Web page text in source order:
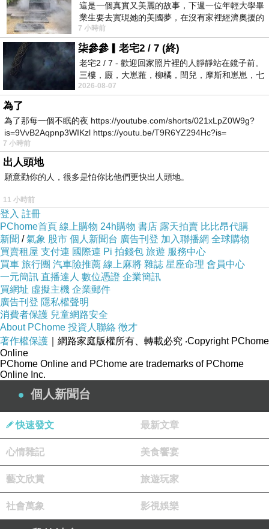
當你完成了一次高強度的力量訓練，跑完一次馬
拉松，你真的還有多餘的意志力不去大快朵頤?
在吃這件事情上面， 減肥的人比不減肥的人需要
消耗更多的意志力，所以意志力用完以後，會更
容易克制不住自己。
如果只是靠意志力來維持減肥的效果，能夠維持
成功的幾率是很低的前面我們提到快速減肥成功
的人群中95%的維持不下去減肥的效果
而中醫減重 就是讓您在維持正常飲食下，也可以
這樣不只不會讓您的作息因為減重而大幅更動
減肥這件事就是長期作戰。如果沒有遵循醫囑，
會很快復胖回去，這種效應實在太可怕了。
因此，必須尋求專業中醫師的建議才是正確的方
式
不要聽信謠言跟偏方。
尤其許多網友的自身經驗，吃什麼有效，吃什麼
可以快速減重，千千萬萬不要全信啊！
透過上面的說明後，我們可以了解整個肥胖的主
要證型
但是切記不可以看到證型，然後自己當醫生，以
務必聽從專業中醫師的，配合療程才有效果
而桃園廣和與廣仁堂中醫診所的治療步驟分為兩
個階段：
1.首先他會先了解我整個身體狀態，並且會反覆
確認患者體質狀態與平常飲食狀況，並會囑咐這
這是一個真實又美麗的故事，下週一位年輕大學畢
業生要去實現她的美國夢，在沒有家裡經濟奧援的
情況下，靠著自我努力工作累積出國基
7 小時前
柒參參▎老宅2 / 7 (終)
老宅2 / 7 - 歡迎回家照片裡的人靜靜站在鏡子前。
三樓，廄，大崽蕥，柳橘，閆兒，摩斯和崽崽，七
個人整整齊齊地站在鏡框之外，如同
2026-08-07
為了
為了那每一個不眠的夜 https://youtube.com/shorts/021xLpZ0W9g?
is=9VvB2Aqpnp3WIKzl https://youtu.be/T9R6YZ294Hc?is=
7 小時前
出人頭地
願意勸你的人，很多是怕你比他們更快出人頭地。
11 小時前
登入 註冊
PChome首頁 線上購物 24h購物 書店 露天拍賣 比比昂代購
新聞 /氣象 股市 個人新聞台 廣告刊登 加入聯播網 全球購物
買賣租屋 支付連 國際連 Pi 拍錢包 旅遊 服務中心
買車 旅行團 汽車險推薦 線上麻將 雜誌 星座命理 會員中心
一元簡訊 直播達人 數位憑證 企業簡訊
買網址 虛擬主機 企業郵件
廣告刊登 隱私權聲明
消費者保護 兒童網路安全
About PChome 投資人聯絡 徵才
著作權保護 ｜網路家庭版權所有、轉載必究 ‧Copyright PChome
Online
PChome Online and PChome are trademarks of PChome
Online Inc.
個人新聞台
快速發文 最新文章
心情雜記 美食饗宴
藝文欣賞 旅遊玩家
社會萬象 影視娛樂